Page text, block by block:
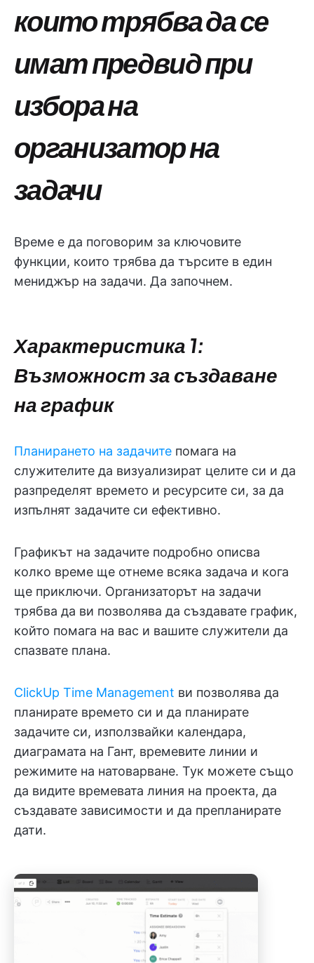
които трябва да се
имат предвид при
избора на
организатор на
задачи
Време е да поговорим за ключовите
функции, които трябва да търсите в един
мениджър на задачи. Да започнем.
Характеристика 1:
Възможност за създаване
на график
Планирането на задачите помага на
служителите да визуализират целите си и да
разпределят времето и ресурсите си, за да
изпълнят задачите си ефективно.
Графикът на задачите подробно описва
колко време ще отнеме всяка задача и кога
ще приключи. Организаторът на задачи
трябва да ви позволява да създавате график,
който помага на вас и вашите служители да
спазвате плана.
ClickUp Time Management ви позволява да
планирате времето си и да планирате
задачите си, използвайки календара,
диаграмата на Гант, времевите линии и
режимите на натоварване. Тук можете също
да видите времевата линия на проекта, да
създавате зависимости и да препланирате
дати.